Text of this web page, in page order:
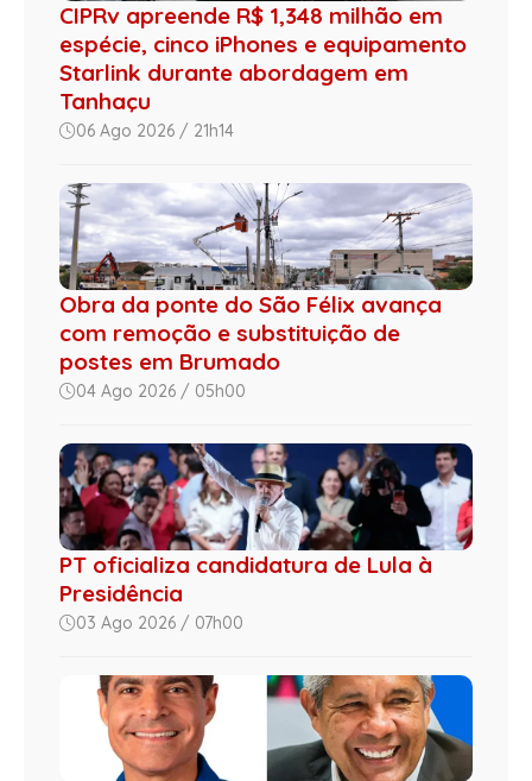
CIPRv apreende R$ 1,348 milhão em
espécie, cinco iPhones e equipamento
Starlink durante abordagem em
Tanhaçu
06 Ago 2026 / 21h14
Obra da ponte do São Félix avança
com remoção e substituição de
postes em Brumado
04 Ago 2026 / 05h00
PT oficializa candidatura de Lula à
Presidência
03 Ago 2026 / 07h00